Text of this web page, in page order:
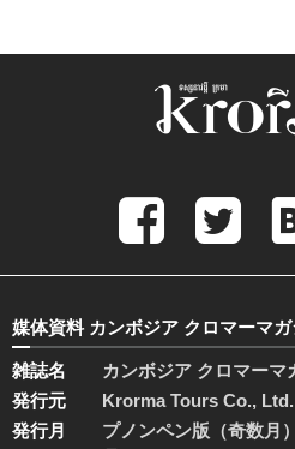
媒体資料 カンボジア クロマーマ
雑誌名
カンボジア クロマーマ
発行元
Krorma Tours Co., Ltd.
発行月
プノンペン版（奇数月